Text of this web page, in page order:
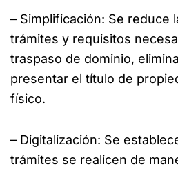
– Simplificación: Se reduce
trámites y requisitos
traspaso de dominio,
presentar el título de
físico.
– Digitalización: Se
trámites se realicen de